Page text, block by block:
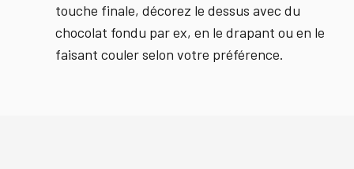
touche finale, décorez le dessus avec du
chocolat fondu par ex, en le drapant ou en le
faisant couler selon votre préférence.